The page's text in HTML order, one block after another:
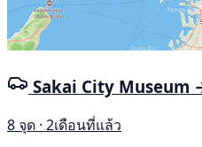
Sakai City Museum
8 จุด · 2เดือนที่แล้ว